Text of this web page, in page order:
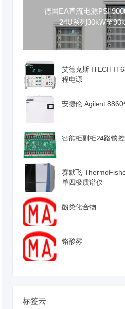
德国EA直流电源PSI
24U系列30kW至
艾德克斯 ITECH
程电源
安捷伦 Agilent 8860
智能柜副柜24路锁
赛默飞
单四极质谱仪
酚类化合物
铬酸雾
标签云